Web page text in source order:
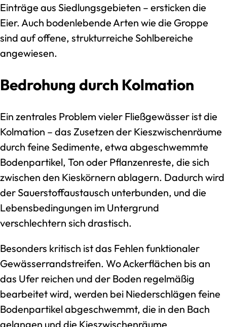
Einträge aus Siedlungsgebieten – ersticken die
Eier. Auch bodenlebende Arten wie die Groppe
sind auf offene, strukturreiche Sohlbereiche
angewiesen.
Bedrohung durch Kolmation
Ein zentrales Problem vieler Fließgewässer ist die
Kolmation – das Zusetzen der Kieszwischenräume
durch feine Sedimente, etwa abgeschwemmte
Bodenpartikel, Ton oder Pflanzenreste, die sich
zwischen den Kieskörnern ablagern. Dadurch wird
der Sauerstoffaustausch unterbunden, und die
Lebensbedingungen im Untergrund
verschlechtern sich drastisch.
Besonders kritisch ist das Fehlen funktionaler
Gewässerrandstreifen. Wo Ackerflächen bis an
das Ufer reichen und der Boden regelmäßig
bearbeitet wird, werden bei Niederschlägen feine
Bodenpartikel abgeschwemmt, die in den Bach
gelangen und die Kieszwischenräume